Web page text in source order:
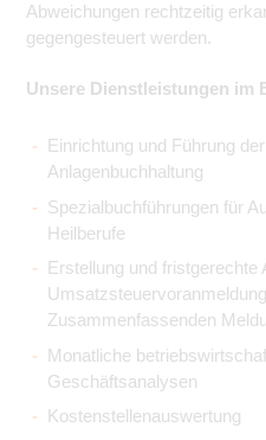
Abweichungen rechtzeitig
gegengesteuert werden.
Unsere Dienstleistungen im
Einrichtung und Führung
Anlagenbuchhaltung
Spezialbuchführungen für
Heilberufe
Erstellung und fristgerechte
Zusammenfassenden
Monatliche
Geschäftsanalysen
Kostenstellenauswertung